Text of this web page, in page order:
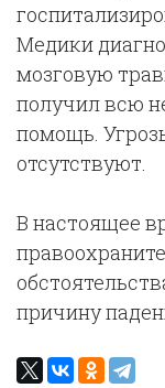
Медики
мозговую
получил всю
помощь.
отсутствуют.
В настоящее
причину